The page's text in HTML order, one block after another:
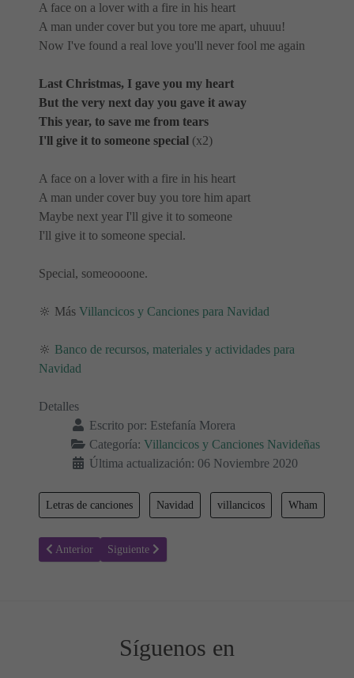
A face on a lover with a fire in his heart
A man under cover but you tore me apart, uhuuu!
Now I've found a real love you'll never fool me again
Last Christmas, I gave you my heart
But the very next day you gave it away
This year, to save me from tears
I'll give it to someone special (x2)
A face on a lover with a fire in his heart
A man under cover buy you tore him apart
Maybe next year I'll give it to someone
I'll give it to someone special.
Special, someoooone.
🔆 Más Villancicos y Canciones para Navidad
🔆 Banco de recursos, materiales y actividades para
Navidad
Detalles
Escrito por: Estefanía Morera
Categoría: Villancicos y Canciones Navideñas
Última actualización: 06 Noviembre 2020
Letras de canciones Navidad villancicos Wham
Artículo anterior: Lo que sueñas - Canciones Navidad
Anterior Artículo siguiente: Letra de, Un pedacito de Navidad
Siguiente
Síguenos en